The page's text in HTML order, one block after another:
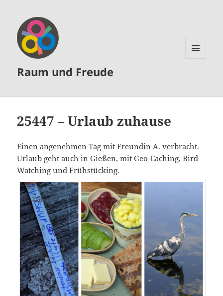
Raum und Freude
25447 – Urlaub zuhause
Einen angenehmen Tag mit Freundin A. verbracht.
Urlaub geht auch in Gießen, mit Geo-Caching, Bird
Watching und Frühstücking.